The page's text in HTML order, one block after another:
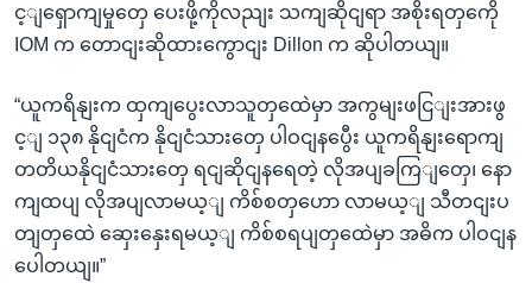
င့ျရှောကျမှုတှေ ပေးဖို့ကိုလညျး သကျဆိုငျရာ အစိုးရတှကေို
IOM က တောငျးဆိုထားကွောငျး Dillon က ဆိုပါတယျ။
“ယူကရိနျးက ထှကျပွေးလာသူတှထေဲမှာ အကွမျးဖငြျးအားဖွ
င့ျ ၁၃၈ နိုငျငံက နိုငျငံသားတှေ ပါဝငျနပွေီး ယူကရိနျးရောကျ
တတိယနိုငျငံသားတှေ ရငျဆိုငျနရေတဲ့ လိုအပျခကြျတှေ၊ နော
ကျထပျ လိုအပျလာမယ့ျ ကိစ်စတှဟော လာမယ့ျ သီတငျးပ
တျတှထေဲ ဆှေးနှေးရမယ့ျ ကိစ်စရပျတှထေဲမှာ အဓိက ပါဝငျန
ပေါတယျ။”